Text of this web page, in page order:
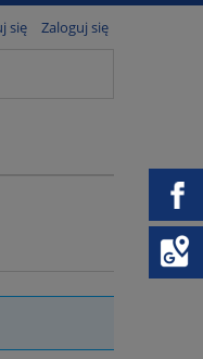
się Zaloguj się